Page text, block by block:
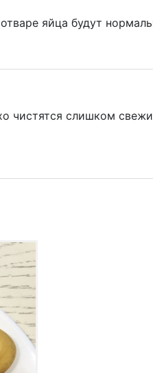
яйца будут
чистятся слишком